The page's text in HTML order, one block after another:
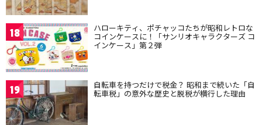
18 ハローキティ、ポチャッコたちが昭和レトロな
コインケースに！「サンリオキャラクターズ コ
インケース」第２弾
19 自転車を持つだけで税金？ 昭和まで続いた「自
転車税」の意外な歴史と脱税が横行した理由